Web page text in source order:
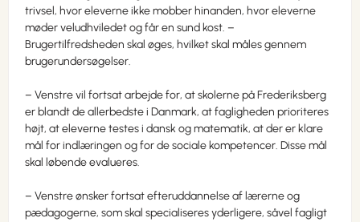
trivsel, hvor eleverne ikke mobber hinanden, hvor eleverne
møder veludhviledet og får en sund kost. –
Brugertilfredsheden skal øges, hvilket skal måles gennem
brugerundersøgelser.
– Venstre vil fortsat arbejde for, at skolerne på Frederiksberg
er blandt de allerbedste i Danmark, at fagligheden prioriteres
højt, at eleverne testes i dansk og matematik, at der er klare
mål for indlæringen og for de sociale kompetencer. Disse mål
skal løbende evalueres.
– Venstre ønsker fortsat efteruddannelse af lærerne og
pædagogerne, som skal specialiseres yderligere, såvel fagligt